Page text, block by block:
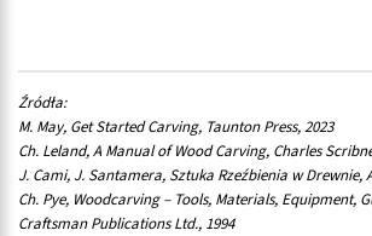
Źródła:
M. May, Get Started Carving, Taunton Press, 2023
Ch. Leland, A Manual of Wood Carving, Charles
J. Cami, J. Santamera, Sztuka Rzeźbienia w Drewnie,
Ch. Pye, Woodcarving – Tools, Materials, Equipment,
Craftsman Publications Ltd., 1994